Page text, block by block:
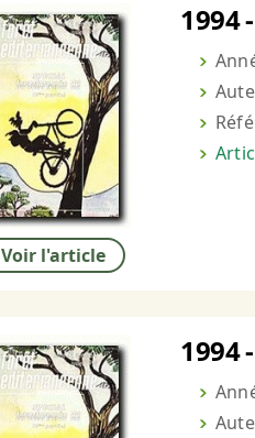
Voir l'article
1994
1994